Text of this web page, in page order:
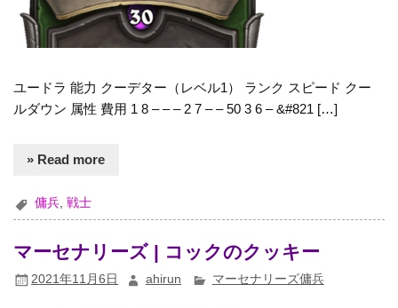
ユードラ 能力 クーデター（レベル1） ランク スピード クー
ルダウン 属性 費用 1 8 – – – 2 7 – – 50 3 6 – &#821 […]
» Read more
傭兵,戦士
マーセナリーズ | コックのクッキー
2021年11月6日 ahirun マーセナリーズ傭兵